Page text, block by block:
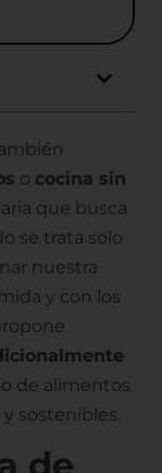
o cocina sin
que busca
se trata solo
nuestra
y con los
de alimentos
sostenibles.